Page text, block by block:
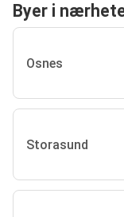
Byer i
Osnes
Storasund